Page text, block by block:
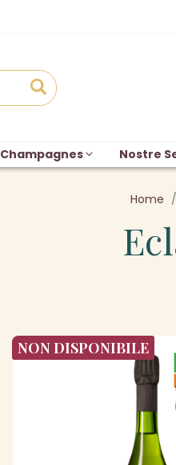
Champagnes Nostre
Home
NON DISPONIBILE